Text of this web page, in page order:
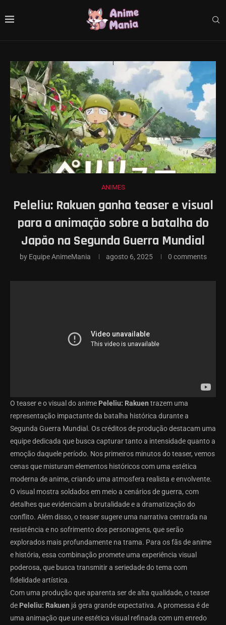
ANIMES
Peleliu: Rakuen ganha teaser e visual
para a animação sobre a batalha do
Japão na Segunda Guerra Mundial
by Equipe AnimeMania agosto 6, 2025 0 comments
O teaser e o visual do anime Peleliu: Rakuen trazem uma
representação impactante da batalha histórica durante a
Segunda Guerra Mundial. Os créditos de produção destacam uma
equipe dedicada que busca capturar tanto a intensidade quanto a
emoção daquele período. Nos primeiros minutos do teaser, vemos
cenas que misturam elementos históricos com uma estética
moderna de anime, criando uma atmosfera realista e envolvente.
O visual mostra soldados em meio a cenários de guerra, com
detalhes que evidenciam a brutalidade e a dramatização do
conflito. Além disso, o teaser sugere uma narrativa centrada na
resistência e no sofrimento dos personagens, que serão
explorados mais profundamente na trama. Para os fãs de anime
e história, essa combinação promete uma experiência visual
poderosa, que busca transmitir a seriedade do tema com
fidelidade artística.
Com uma produção que aparenta ser de alta qualidade, o teaser
de Peleliu: Rakuen já gera grande expectativa. A promessa é de
uma animação que une estética visual refinada com um enredo